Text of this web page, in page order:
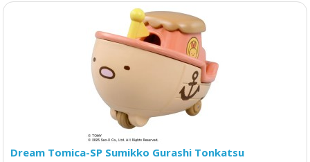
Dream Tomica-SP Sumikko Gurashi Tonkatsu